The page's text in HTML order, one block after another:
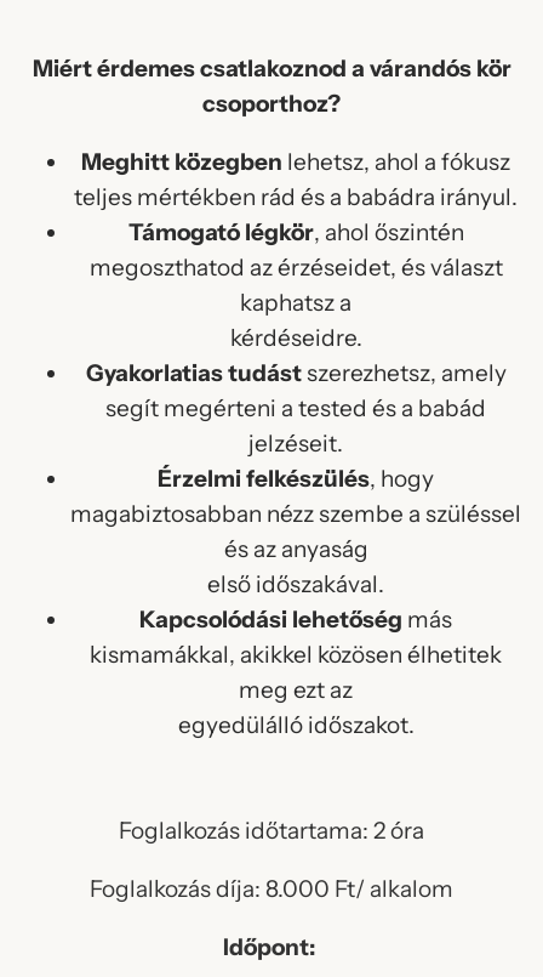
Miért érdemes csatlakoznod a várandós kör
csoporthoz?
Meghitt közegben lehetsz, ahol a fókusz
teljes mértékben rád és a babádra irányul.
Támogató légkör, ahol őszintén
megoszthatod az érzéseidet, és választ
kaphatsz a
kérdéseidre.
Gyakorlatias tudástszerezhetsz, amely
segít megérteni a tested és a babád
jelzéseit.
Érzelmi felkészülés, hogy
magabiztosabban nézz szembe a szüléssel
és az anyaság
első időszakával.
Kapcsolódási lehetőség más
kismamákkal, akikkel közösen élhetitek
meg ezt az
egyedülálló időszakot.
Foglalkozás időtartama: 2 óra
Foglalkozás díja: 8.000 Ft/ alkalom
Időpont: